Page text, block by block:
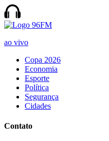
ao vivo
Copa 2026
Economia
Esporte
Política
Segurança
Cidades
Contato